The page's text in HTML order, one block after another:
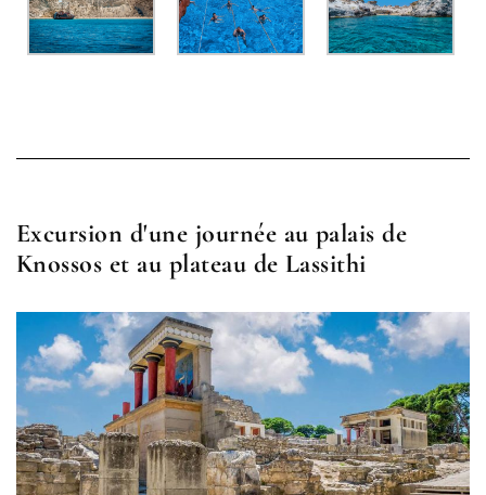
Excursion d'une journée au palais de
Knossos et au plateau de Lassithi